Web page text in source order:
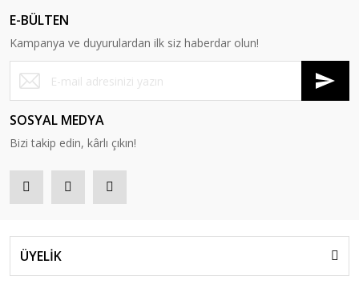
E-BÜLTEN
Kampanya ve duyurulardan ilk siz haberdar olun!
SOSYAL MEDYA
Bizi takip edin, kârlı çıkın!
ÜYELİK